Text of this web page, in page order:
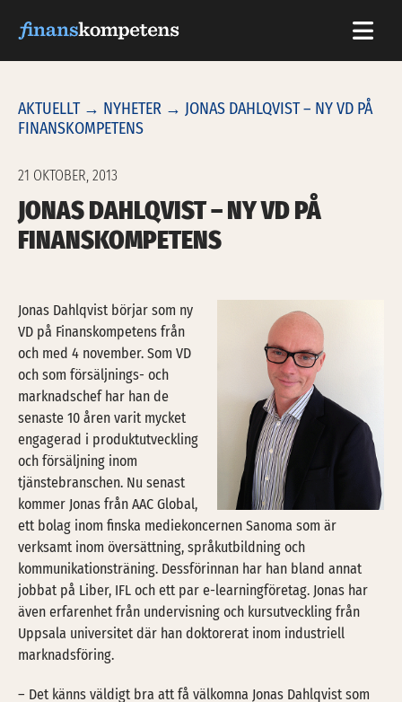
AKTUELLT→ NYHETER → JONAS DAHLQVIST – NY VD PÅ
FINANSKOMPETENS
21 OKTOBER, 2013
JONAS DAHLQVIST – NY VD PÅ
FINANSKOMPETENS
Jonas Dahlqvist börjar som ny
VD på Finanskompetens från
och med 4 november. Som VD
och som försäljnings- och
marknadschef har han de
senaste 10 åren varit mycket
engagerad i produktutveckling
och försäljning inom
tjänstebranschen. Nu senast
kommer Jonas från AAC Global,
ett bolag inom finska mediekoncernen Sanoma som är
verksamt inom översättning, språkutbildning och
kommunikationsträning. Dessförinnan har han bland annat
jobbat på Liber, IFL och ett par e-learningföretag. Jonas har
även erfarenhet från undervisning och kursutveckling från
Uppsala universitet där han doktorerat inom industriell
marknadsföring.
– Det känns väldigt bra att få välkomna Jonas Dahlqvist som